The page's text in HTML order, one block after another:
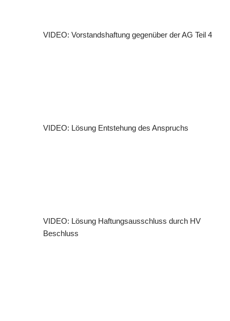
VIDEO: Vorstandshaftung gegenüber der AG Teil 4
VIDEO: Lösung Entstehung des Anspruchs
VIDEO: Lösung Haftungsausschluss durch HV
Beschluss